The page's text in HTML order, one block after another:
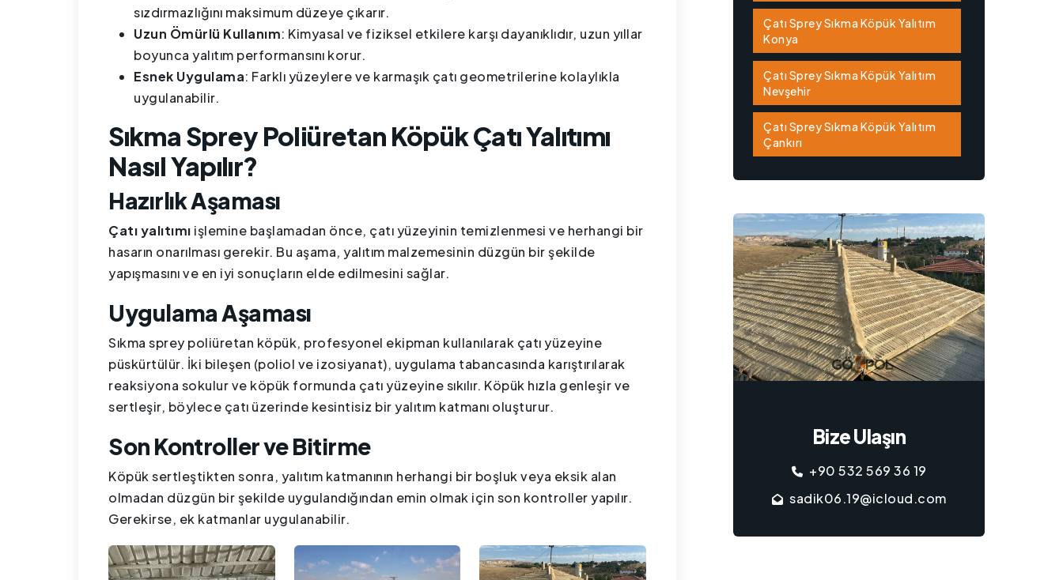
sızdırmazlığını maksimum düzeye çıkarır.
Uzun Ömürlü Kullanım: Kimyasal ve fiziksel etkilere karşı dayanıklıdır, uzun yıllar
boyunca yalıtım performansını korur.
Esnek Uygulama: Farklı yüzeylere ve karmaşık çatı geometrilerine kolaylıkla
uygulanabilir.
Sıkma Sprey Poliüretan Köpük Çatı Yalıtımı
Nasıl Yapılır?
Hazırlık Aşaması
Çatı yalıtımı işlemine başlamadan önce, çatı yüzeyinin temizlenmesi ve herhangi bir
hasarın onarılması gerekir. Bu aşama, yalıtım malzemesinin düzgün bir şekilde
yapışmasını ve en iyi sonuçların elde edilmesini sağlar.
Uygulama Aşaması
Sıkma sprey poliüretan köpük, profesyonel ekipman kullanılarak çatı yüzeyine
püskürtülür. İki bileşen (poliol ve izosiyanat), uygulama tabancasında karıştırılarak
reaksiyona sokulur ve köpük formunda çatı yüzeyine sıkılır. Köpük hızla genleşir ve
sertleşir, böylece çatı üzerinde kesintisiz bir yalıtım katmanı oluşturur.
Son Kontroller ve Bitirme
Köpük sertleştikten sonra, yalıtım katmanının herhangi bir boşluk veya eksik alan
olmadan düzgün bir şekilde uygulandığından emin olmak için son kontroller yapılır.
Gerekirse, ek katmanlar uygulanabilir.
Çatı Sprey Sıkma Köpük Yalıtım
Konya
Çatı Sprey Sıkma Köpük Yalıtım
Nevşehir
Çatı Sprey Sıkma Köpük Yalıtım
Çankırı
Bize Ulaşın
+90 532 569 36 19
sadik06.19@icloud.com